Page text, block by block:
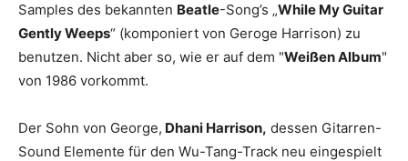
Samples des bekannten Beatle-Song’s „While My Guitar
Gently Weeps“ (komponiert von Geroge Harrison) zu
benutzen. Nicht aber so, wie er auf dem "Weißen Album"
von 1986 vorkommt.
Der Sohn von George, Dhani Harrison, dessen Gitarren-
Sound Elemente für den Wu-Tang-Track neu eingespielt